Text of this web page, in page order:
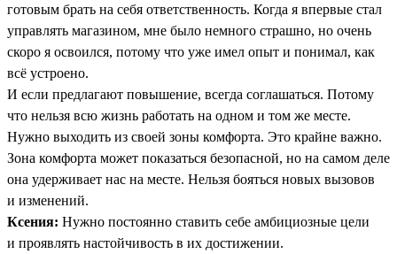
готовым брать на себя ответственность. Когда я впервые стал
управлять магазином, мне было немного страшно, но очень
скоро я освоился, потому что уже имел опыт и понимал, как
всё устроено.
И если предлагают повышение, всегда соглашаться. Потому
что нельзя всю жизнь работать на одном и том же месте.
Нужно выходить из своей зоны комфорта. Это крайне важно.
Зона комфорта может показаться безопасной, но на самом деле
она удерживает нас на месте. Нельзя бояться новых вызовов
и изменений.
Ксения: Нужно постоянно ставить себе амбициозные цели
и проявлять настойчивость в их достижении.